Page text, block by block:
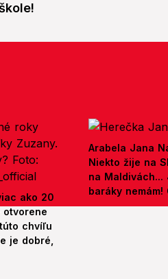
ako 20
otvorene
chvíľu
je dobré,
Arabela Jana
Niekto žije na
na Maldivách...
baráky nemám!